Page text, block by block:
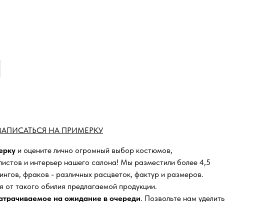
НА ПРИМЕРКУ
и оцените лично огромный выбор костюмов,
и интерьер нашего салона! Мы разместили более 4,5
фраков - различных расцветок, фактур и размеров.
от такого обилия предлагаемой продукции.
на ожидание в очереди. Позвольте нам уделить